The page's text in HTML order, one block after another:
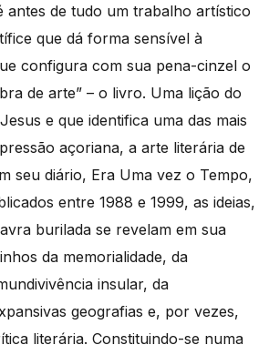
antes de tudo um trabalho artístico
que dá forma sensível à
configura com sua pena-cinzel o
de arte” – o livro. Uma lição do
e que identifica uma das mais
açoriana, a arte literária de
seu diário, Era Uma vez o Tempo,
entre 1988 e 1999, as ideias,
burilada se revelam em sua
da memorialidade, da
insular, da
geografias e, por vezes,
literária. Constituindo-se numa